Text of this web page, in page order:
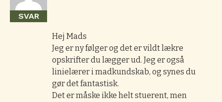
SVAR
Hej Mads
Jeg er ny følger og det er vildt lækre
opskrifter du lægger ud. Jeg er også
linielærer i madkundskab, og synes du
gør det fantastisk.
Det er måske ikke helt stuerent, men